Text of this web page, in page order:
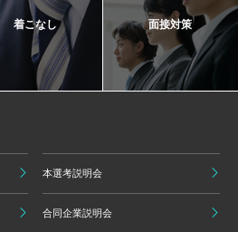
着こなし 面接対策
本選考説明会
合同企業説明会